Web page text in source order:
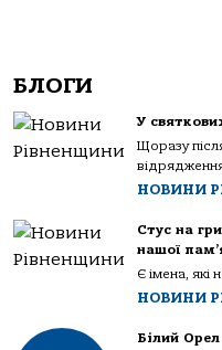
БЛОГИ
У
Щоразу
НОВИНИ
Стус на
нашої
Є імена, які
НОВИНИ
Білий